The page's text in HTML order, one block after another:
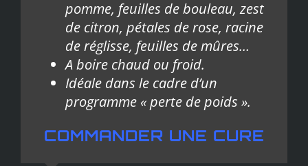
pomme, feuilles de bouleau, zest
de citron, pétales de rose, racine
de réglisse, feuilles de mûres…
A boire chaud ou froid.
Idéale dans le cadre d’un
programme « perte de poids ».
COMMANDER UNE CURE